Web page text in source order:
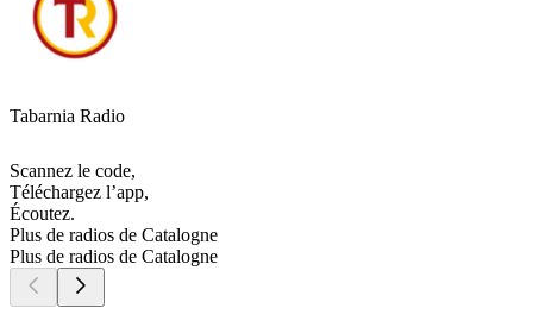
Tabarnia Radio
Scannez le code,
Téléchargez l’app,
Écoutez.
Plus de radios de Catalogne
Plus de radios de Catalogne